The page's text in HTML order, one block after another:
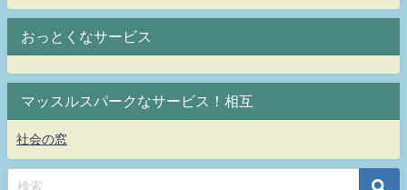
おっとくなサービス
マッスルスパークなサービス！相互
社会の窓